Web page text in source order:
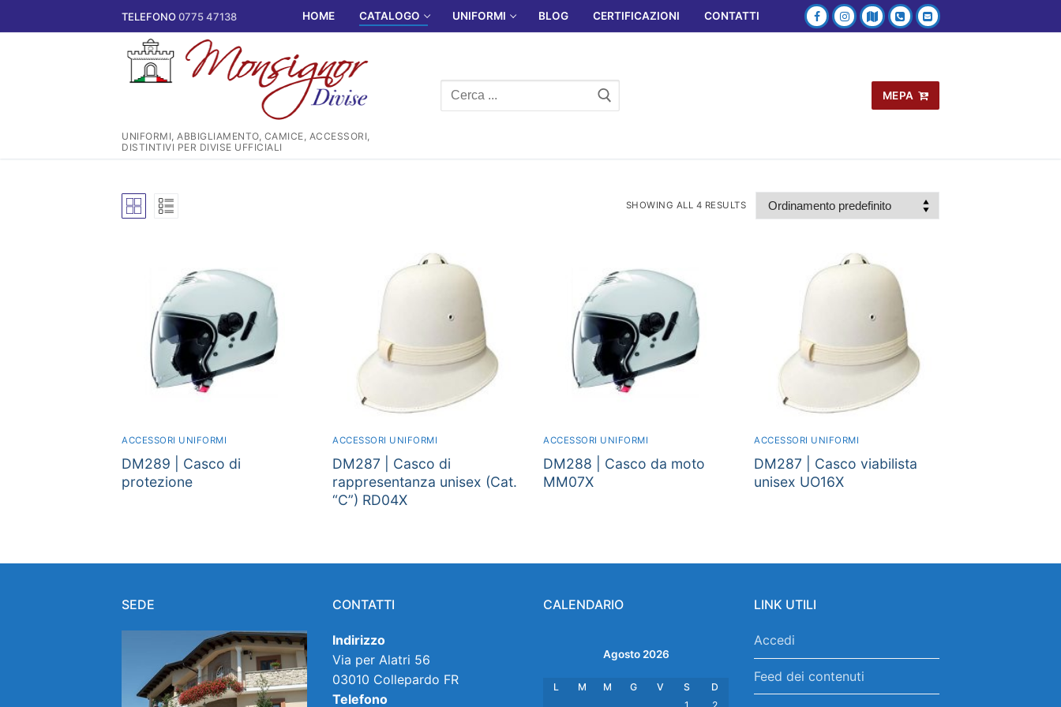
al
TELEFONO0775 47138 HOME CATALOGO UNIFORMI BLOG CERTIFICAZIONI CONTATTI
UNIFORMI, ABBIGLIAMENTO, CAMICE, ACCESSORI,
DISTINTIVI PER DIVISE UFFICIALI
Cerca: MEPA
SHOWING ALL 4 RESULTS
ACCESSORI UNIFORMI
DM289 | Casco di
protezione
ACCESSORI UNIFORMI
DM287 | Casco di
rappresentanza unisex (Cat.
“C”) RD04X
ACCESSORI UNIFORMI
DM288 | Casco da moto
MM07X
ACCESSORI UNIFORMI
DM287 | Casco viabilista
unisex UO16X
SEDE CONTATTI
Indirizzo
Via per Alatri 56
03010 Collepardo FR
Telefono
CALENDARIO
Agosto 2026
L M M G V S
D
LINK UTILI
Accedi
Feed dei contenuti